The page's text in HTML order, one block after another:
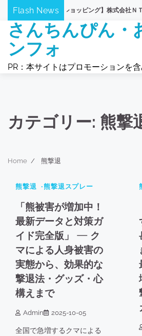
Skip
content
Flash News
かりＴＶショッピング】株式会社ＮＴＴぷらら
さんちんぴん・
ンフォ
PR：本サイトはプロモーションを含
カテゴリー: 熊撃
Home 熊撃退
1 min read
熊撃退 熊撃退スプレー
「熊被害が増加中！
最新データと対策ガ
イド完全版」 — ク
マによる人身被害の
実態から、効果的な
撃退法・グッズ・心
構えまで
Admin 2025-10-05
全国で急増するクマによる